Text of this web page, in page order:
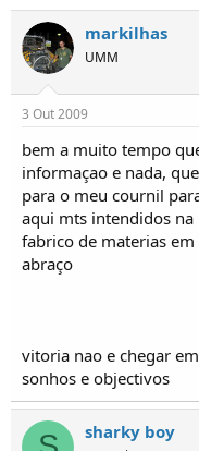
n
i
c
i
d
o
r
d
e
T
ó
p
i
a
t
í
i
o
markilhas
UMM
3 Out 2009
bem a muito tempo
informaçao e nada,
para o meu cournil
aqui mts intendidos na
fabrico de materias em
abraço
vitoria nao e chegar
sonhos e objectivos
sharky boy